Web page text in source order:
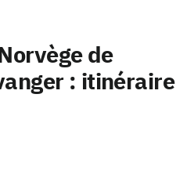
de
: itinéraire